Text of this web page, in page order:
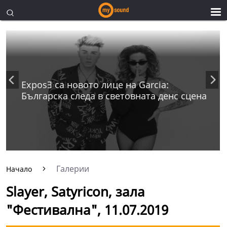
ExposƎ са новото лице на Garcia:
Българска следа в световната денс сцена
Начало Галерии
Slayer, Satyricon, зала
"Фестивална", 11.07.2019